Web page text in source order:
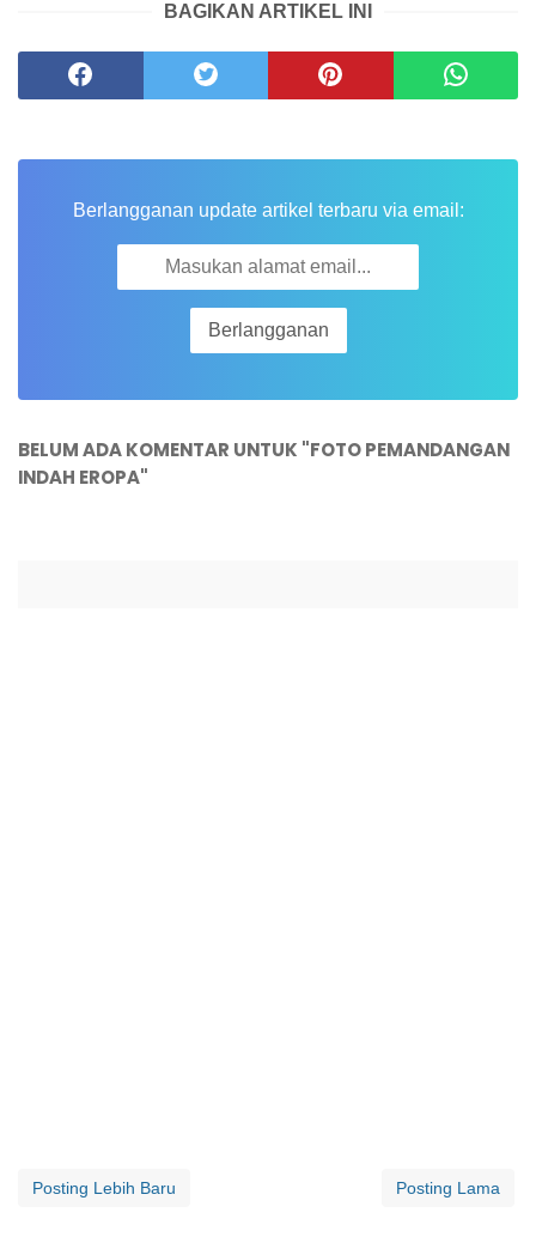
BAGIKAN ARTIKEL INI
Berlangganan update artikel terbaru via email:
BELUM ADA KOMENTAR UNTUK "FOTO PEMANDANGAN
INDAH EROPA"
Posting Lebih Baru Posting Lama